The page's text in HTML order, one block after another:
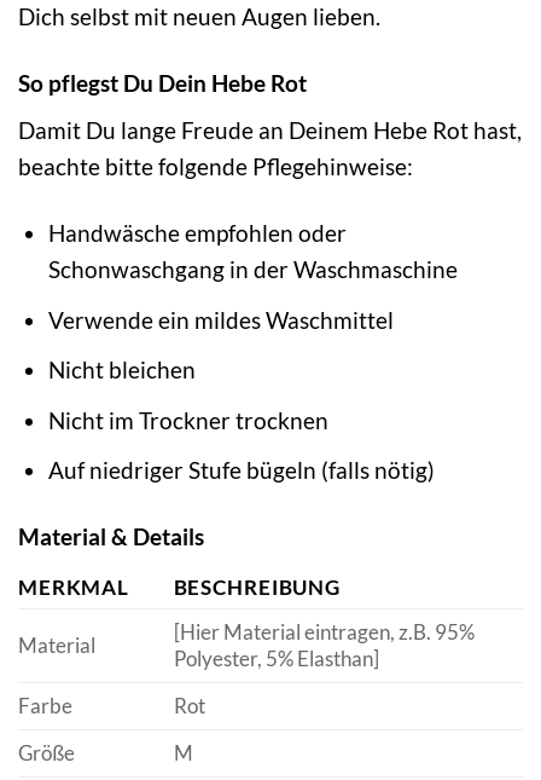
Dich selbst mit neuen Augen lieben.
So pflegst Du Dein Hebe Rot
Damit Du lange Freude an Deinem Hebe Rot hast,
beachte bitte folgende Pflegehinweise:
Handwäsche empfohlen oder
Schonwaschgang in der Waschmaschine
Verwende ein mildes Waschmittel
Nicht bleichen
Nicht im Trockner trocknen
Auf niedriger Stufe bügeln (falls nötig)
Material & Details
MERKMAL BESCHREIBUNG
Material
[Hier Material eintragen, z.B. 95%
Polyester, 5% Elasthan]
Farbe
Rot
Größe
M